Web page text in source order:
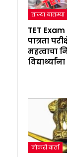
ताज्या बातम्या
TET
पात्रता
महत्वाचा
नोकरी वार्ता